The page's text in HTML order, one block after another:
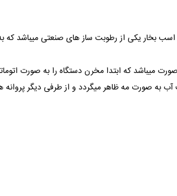
بخار یکی از رطوبت ساز های صنعتی میباشد که
میباشد که ابتدا مخرن دستگاه را به صورت
آب به صورت مه ظاهر میگردد و از طرفی دیگر